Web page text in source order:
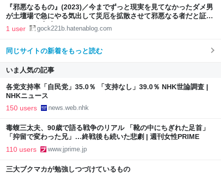
『邪悪なるもの』(2023)／今までずっと現実を見てなかったダメ男
が土壇場で急にやる気出して災厄を拡散させて邪悪なる者だと証明
してしまう素晴らしいホラー - gock221B
1 user gock221b.hatenablog.com
同じサイトの新着をもっと読む
いま人気の記事
各党支持率「自民党」35.0％ 「支持なし」39.0％ NHK世論調査 |
NHKニュース
150 users news.web.nhk
毒蝮三太夫、90歳で語る戦争のリアル 「靴の中にちぎれた足首」
「抑留で変わった兄」…終戦後も続いた悲劇 | 週刊女性PRIME
110 users www.jprime.jp
三大ブクマカが勉強しつづけているもの